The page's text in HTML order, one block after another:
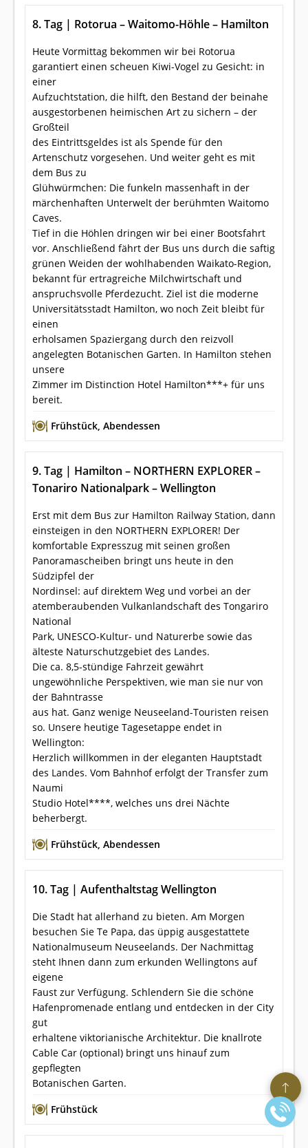
8. Tag | Rotorua – Waitomo-Höhle – Hamilton
Heute Vormittag bekommen wir bei Rotorua
garantiert einen scheuen Kiwi-Vogel zu Gesicht: in
einer
Aufzuchtstation, die hilft, den Bestand der beinahe
ausgestorbenen heimischen Art zu sichern – der
Großteil
des Eintrittsgeldes ist als Spende für den
Artenschutz vorgesehen. Und weiter geht es mit
dem Bus zu
Glühwürmchen: Die funkeln massenhaft in der
märchenhaften Unterwelt der berühmten Waitomo
Caves.
Tief in die Höhlen dringen wir bei einer Bootsfahrt
vor. Anschließend fährt der Bus uns durch die saftig
grünen Weiden der wohlhabenden Waikato-Region,
bekannt für ertragreiche Milchwirtschaft und
anspruchsvolle Pferdezucht. Ziel ist die moderne
Universitätsstadt Hamilton, wo noch Zeit bleibt für
einen
erholsamen Spaziergang durch den reizvoll
angelegten Botanischen Garten. In Hamilton stehen
unsere
Zimmer im Distinction Hotel Hamilton***+ für uns
bereit.
Frühstück, Abendessen
9. Tag | Hamilton – NORTHERN EXPLORER –
Tonariro Nationalpark – Wellington
Erst mit dem Bus zur Hamilton Railway Station, dann
einsteigen in den NORTHERN EXPLORER! Der
komfortable Expresszug mit seinen großen
Panoramascheiben bringt uns heute in den
Südzipfel der
Nordinsel: auf direktem Weg und vorbei an der
atemberaubenden Vulkanlandschaft des Tongariro
National
Park, UNESCO-Kultur- und Naturerbe sowie das
älteste Naturschutzgebiet des Landes.
Die ca. 8,5-stündige Fahrzeit gewährt
ungewöhnliche Perspektiven, wie man sie nur von
der Bahntrasse
aus hat. Ganz wenige Neuseeland-Touristen reisen
so. Unsere heutige Tagesetappe endet in
Wellington:
Herzlich willkommen in der eleganten Hauptstadt
des Landes. Vom Bahnhof erfolgt der Transfer zum
Naumi
Studio Hotel****, welches uns drei Nächte
beherbergt.
Frühstück, Abendessen
10. Tag | Aufenthaltstag Wellington
Die Stadt hat allerhand zu bieten. Am Morgen
besuchen Sie Te Papa, das üppig ausgestattete
Nationalmuseum Neuseelands. Der Nachmittag
steht Ihnen dann zum erkunden Wellingtons auf
eigene
Faust zur Verfügung. Schlendern Sie die schöne
Hafenpromenade entlang und entdecken in der City
gut
erhaltene viktorianische Architektur. Die knallrote
Cable Car (optional) bringt uns hinauf zum
gepflegten
Botanischen Garten.
Frühstück